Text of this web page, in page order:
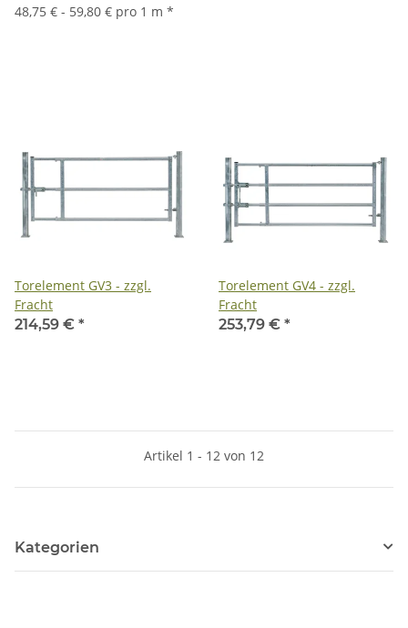
48,75 € - 59,80 € pro 1 m *
Torelement GV3 - zzgl.
Fracht
214,59 € *
Torelement GV4 - zzgl.
Fracht
253,79 € *
Artikel 1 - 12 von 12
Kategorien